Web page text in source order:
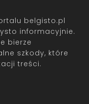
belgisto.pl
informacyjnie.
bierze
szkody, które
treści.